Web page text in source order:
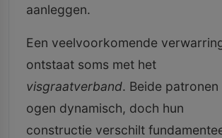
aanleggen.
Een veelvoorkomende
ontstaat soms met het
visgraatverband. Beide patronen
ogen dynamisch, doch hun
constructie verschilt